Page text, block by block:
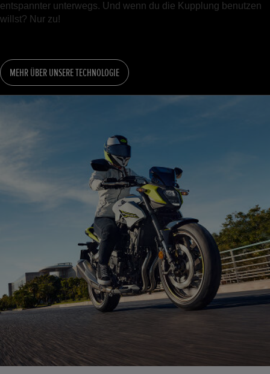
entspannter unterwegs. Und wenn du die Kupplung benutzen
willst? Nur zu!
MEHR ÜBER UNSERE TECHNOLOGIE